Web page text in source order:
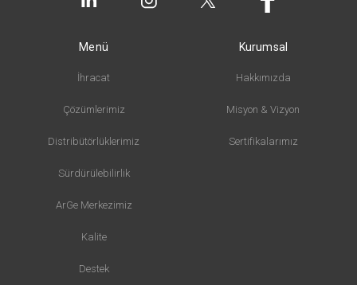
Menü
İhracat
Çözümlerimiz
Distribütörlüklerimiz
Sürdürülebilirlik
ArGe Merkezimiz
Kalite
Destek
Kurumsal
Hakkımızda
Misyon & Vizyon
Sertifikalarımız